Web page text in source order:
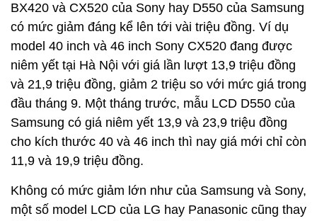
BX420 và CX520 của Sony hay D550 của Samsung
có mức giảm đáng kể lên tới vài triệu đồng. Ví dụ
model 40 inch và 46 inch Sony CX520 đang được
niêm yết tại Hà Nội với giá lần lượt 13,9 triệu đồng
và 21,9 triệu đồng, giảm 2 triệu so với mức giá trong
đầu tháng 9. Một tháng trước, mẫu LCD D550 của
Samsung có giá niêm yết 13,9 và 23,9 triệu đồng
cho kích thước 40 và 46 inch thì nay giá mới chỉ còn
11,9 và 19,9 triệu đồng.
Không có mức giảm lớn như của Samsung và Sony,
một số model LCD của LG hay Panasonic cũng thay